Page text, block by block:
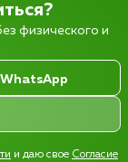
физического и
WhatsApp
и даю свое Согласие